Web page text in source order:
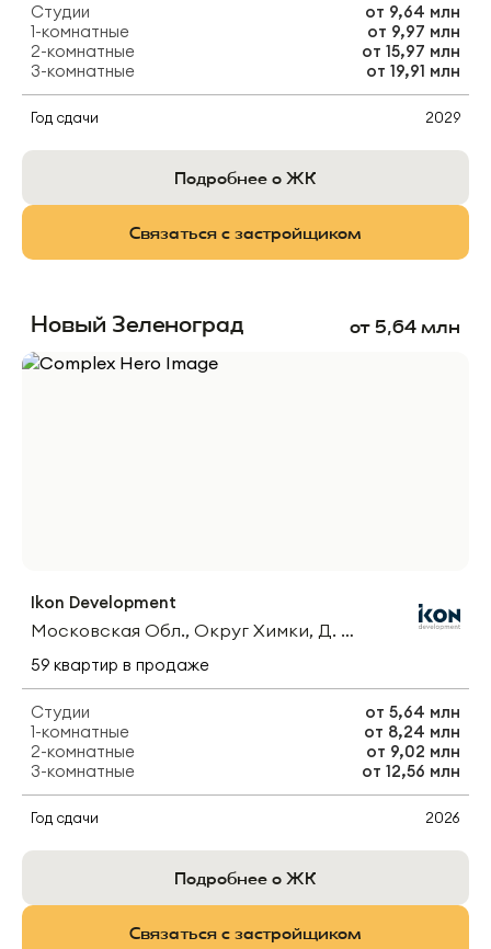
Студии от 9,64 млн
1-комнатные
от 9,97 млн
2-комнатные
от 15,97 млн
3-комнатные
от 19,91 млн
Год сдачи 2029
Подробнее о ЖК
Связаться с застройщиком
Новый Зеленоград от 5,64 млн
Ikon Development
Московская Обл., Округ Химки, Д. Рузино, Мкр. Кутузовский
59 квартир в продаже
Студии от 5,64 млн
1-комнатные
от 8,24 млн
2-комнатные
от 9,02 млн
3-комнатные
от 12,56 млн
Год сдачи 2026
Подробнее о ЖК
Связаться с застройщиком